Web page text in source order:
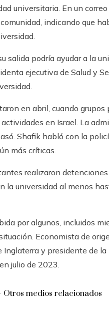
universitaria. En un
indicando que
salida podría ayudar a la
ejecutiva de Salud y
en abril, cuando
en Israel. La
Shafik habló con la
más críticas.
realizaron
la universidad al menos
por algunos, incluidos
Economista de
y presidente de
julio de 2023.
medios relacionados